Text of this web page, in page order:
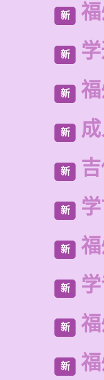
新
新
新
新
新
新
新
新
新
新